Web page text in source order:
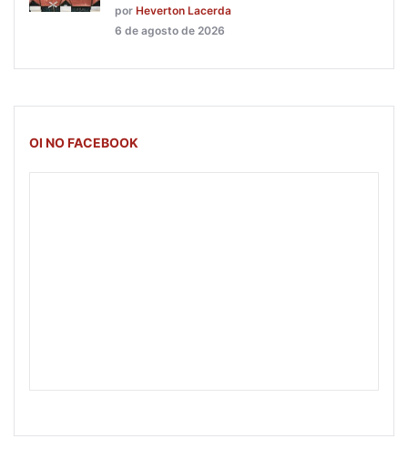
por Heverton Lacerda
6 de agosto de 2026
OI NO FACEBOOK